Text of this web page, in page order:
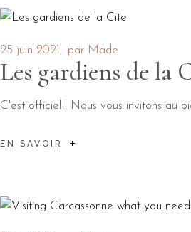
25 juin 2021 par Made
Les gardiens de la
C'est officiel ! Nous vous invitons au
EN SAVOIR